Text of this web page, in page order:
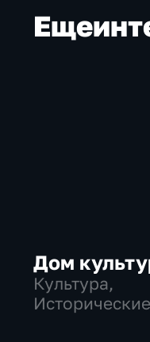
Еще
Дом
Культура,
Исторические